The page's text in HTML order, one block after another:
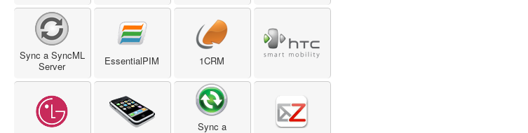
Sync a SyncML
Server
EssentialPIM 1CRM
Sync a